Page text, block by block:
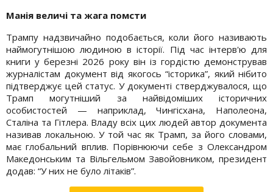
Манія величі та жага помсти
Трампу надзвичайно подобається, коли його називають
наймогутнішою людиною в історії. Під час інтерв'ю для
книги у березні 2026 року він із гордістю демонстрував
журналістам документ від якогось “історика”, який нібито
підтверджує цей статус. У документі стверджувалося, що
Трамп могутніший за найвідоміших історичних
особистостей — наприклад, Чингісхана, Наполеона,
Сталіна та Гітлера. Владу всіх цих людей автор документа
називав локальною. У той час як Трамп, за його словами,
має глобальний вплив. Порівнюючи себе з Олександром
Македонським та Вільгельмом Завойовником, президент
додав: “У них не було літаків”.